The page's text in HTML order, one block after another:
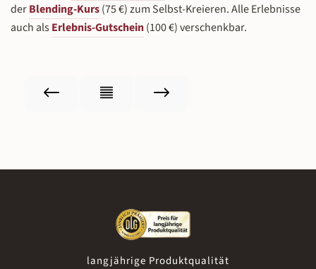
derBlending-Kurs(75 €) zum Selbst-Kreieren. Alle Erlebnisse
auch alsErlebnis-Gutschein(100 €) verschenkbar.
langjährige Produktqualität